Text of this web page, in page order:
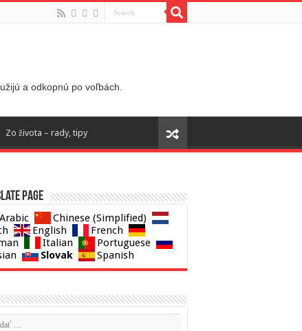
a odkopnú po voľbách.
Zo života – rady, tipy
page
Arabic
Chinese (Simplified)
English
French
Italian
Portuguese
Slovak Spanish